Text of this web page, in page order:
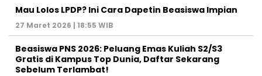
Mau Lolos LPDP? Ini Cara Dapetin Beasiswa Impian
27 Maret 2026 | 18:55 WIB
Beasiswa PNS 2026: Peluang Emas Kuliah S2/S3
Gratis di Kampus Top Dunia, Daftar Sekarang
Sebelum Terlambat!